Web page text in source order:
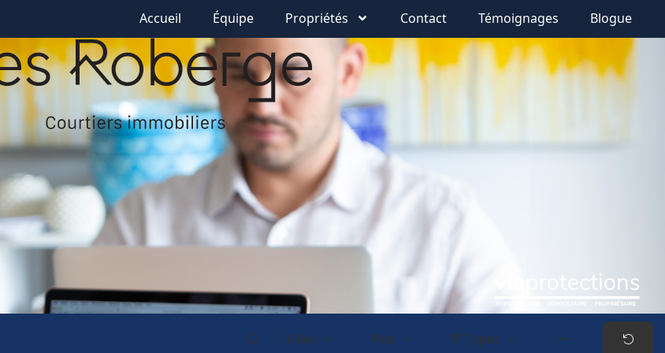
Accueil Équipe Propriétés Contact Témoignages Blogue
Villes Prix Types